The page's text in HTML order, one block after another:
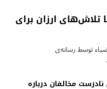
تلاش‌های ارزان برای
توسط رسانه‌ی
مخالفان درباره